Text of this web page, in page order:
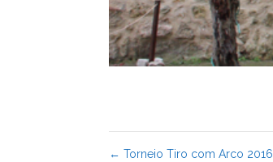
← Torneio Tiro com Arco 2016